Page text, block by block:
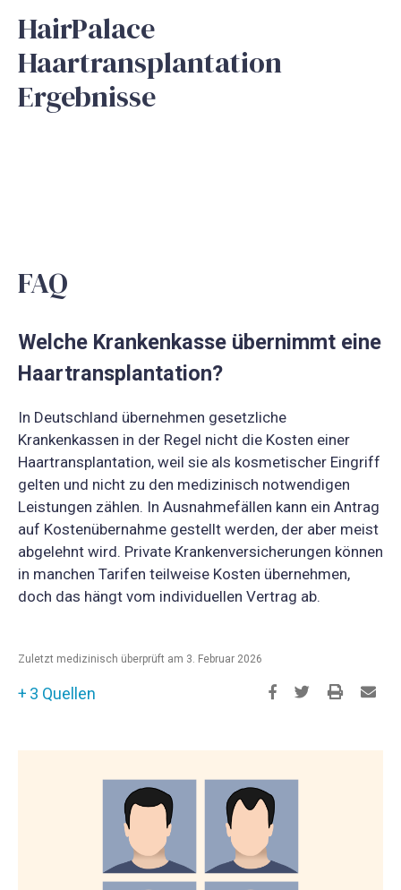
HairPalace
Haartransplantation
Ergebnisse
FAQ
Welche Krankenkasse übernimmt eine
Haartransplantation?
In Deutschland übernehmen gesetzliche
Krankenkassen in der Regel nicht die Kosten einer
Haartransplantation, weil sie als kosmetischer Eingriff
gelten und nicht zu den medizinisch notwendigen
Leistungen zählen. In Ausnahmefällen kann ein Antrag
auf Kostenübernahme gestellt werden, der aber meist
abgelehnt wird. Private Krankenversicherungen können
in manchen Tarifen teilweise Kosten übernehmen,
doch das hängt vom individuellen Vertrag ab.
Zuletzt medizinisch überprüft am 3. Februar 2026
3 Quellen